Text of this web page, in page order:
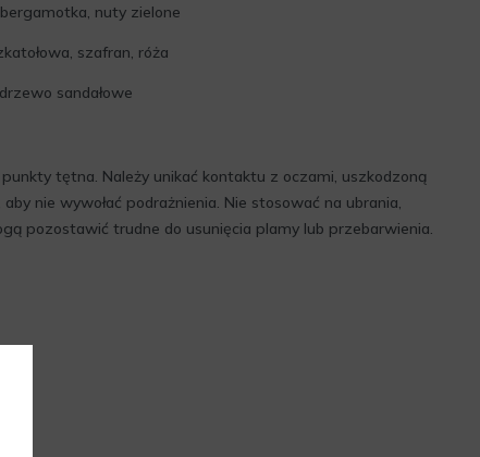
nuty zielone
szafran, róża
sandałowe
tętna. Należy unikać kontaktu z oczami, uszkodzoną
nie wywołać podrażnienia. Nie stosować na ubrania,
pozostawić trudne do usunięcia plamy lub przebarwienia.